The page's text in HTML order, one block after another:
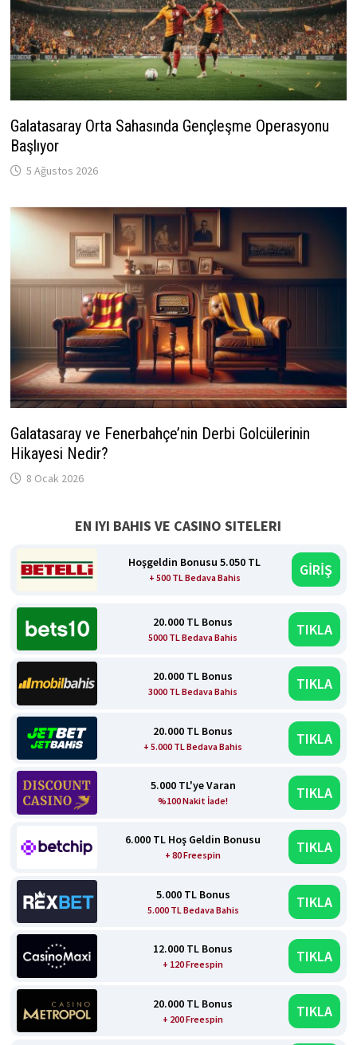
Galatasaray Orta Sahasında Gençleşme Operasyonu
Başlıyor
5 Ağustos 2026
Galatasaray ve Fenerbahçe’nin Derbi Golcülerinin
Hikayesi Nedir?
8 Ocak 2026
EN IYI BAHIS VE CASINO SITELERI
Hoşgeldin Bonusu 5.050 TL
+ 500 TL Bedava Bahis GİRİŞ
20.000 TL Bonus
5000 TL Bedava Bahis TIKLA
20.000 TL Bonus
3000 TL Bedava Bahis TIKLA
20.000 TL Bonus
+ 5.000 TL Bedava Bahis TIKLA
5.000 TL'ye Varan
%100 Nakit İade! TIKLA
6.000 TL Hoş Geldin Bonusu
+ 80 Freespin TIKLA
5.000 TL Bonus
5.000 TL Bedava Bahis TIKLA
12.000 TL Bonus
+ 120 Freespin TIKLA
20.000 TL Bonus
+ 200 Freespin TIKLA